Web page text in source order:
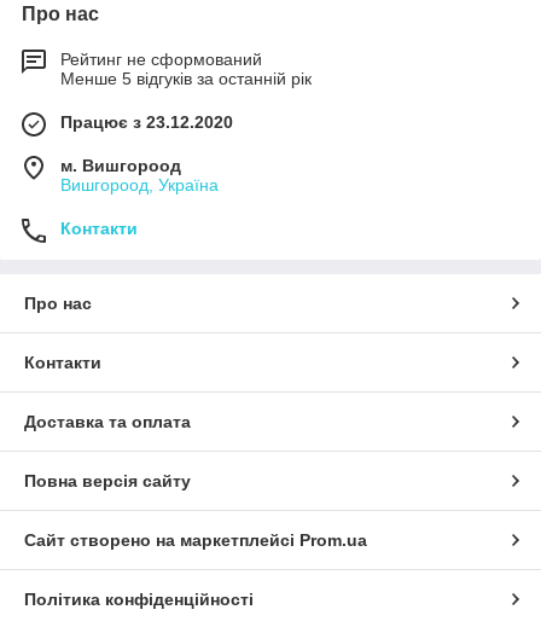
Про нас
Рейтинг не сформований
Менше 5 відгуків за останній рік
Працює з 23.12.2020
м. Вишгороод
Вишгороод, Україна
Контакти
Про нас
Контакти
Доставка та оплата
Повна версія сайту
Сайт створено на маркетплейсі Prom.ua
Політика конфіденційності